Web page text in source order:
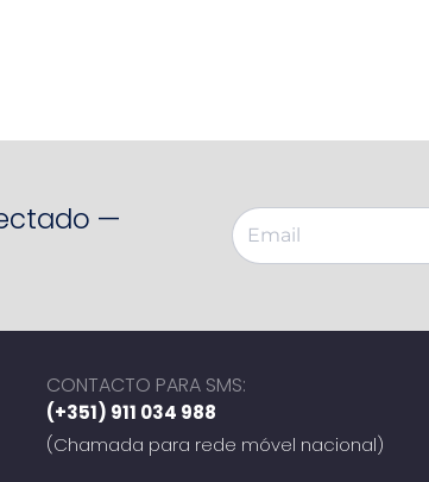
—
CONTACTO PARA SMS:
(+351) 911 034 988
(Chamada para rede móvel nacional)